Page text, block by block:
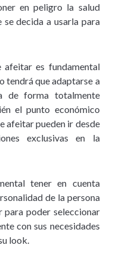
en peligro la salud
decida a usarla para
afeitar es fundamental
tendrá que adaptarse a
de forma totalmente
el punto económico
afeitar pueden ir desde
exclusivas en la
tener en cuenta
de la persona
para poder seleccionar
con sus necesidades
look.